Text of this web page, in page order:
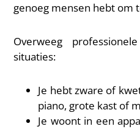
genoeg mensen hebt om
Overweeg
situaties:
Je hebt zware of
piano, grote kast of
Je woont in een